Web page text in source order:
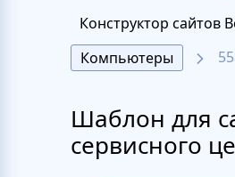
Конструктор сайтов
Компьютеры
Шаблон для
сервисного